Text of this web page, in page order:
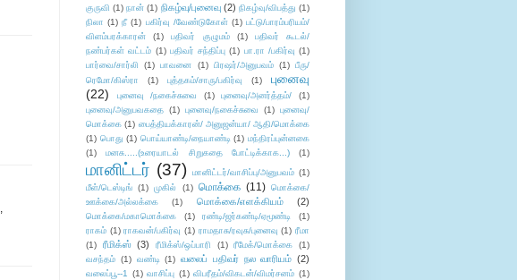
,
குருவி (1) நான் (1) நிகழ்வு/புனைவு (2) நிகழ்வு/விபத்து (1)
நிலா (1) நீ (1) பகிர்வு /வேண்டுகோள் (1) பட்டு/பாரம்பரியம்/
விளம்பரக்காரன்
(1) பதிவர் குழுமம் (1)
பதிவர் கூடல்/
நண்பர்கள் வட்டம் (1) பதிவர் சந்திப்பு (1) பா.ரா /பகிர்வு (1)
பார்வை/சார்லி
(1) பாவனை (1) பிரஷர்/அனுபவம் (1) பீரு/
ரெமோ/கிஸ்ரா
(1) புத்தகம்/சாரு/பகிர்வு (1)
புனைவு
(22)
புனைவு /நகைச்சுவை (1) புனைவு/அனர்த்தம்/
(1)
புனைவு/அனுபவகதை (1) புனைவு/நகைச்சுவை (1) புனைவு/
மொக்கை (1) பைத்தியக்காரன்/ அனுஜன்யா/ ஆதி/மொக்கை
(1) பொது (1) பொய்யாண்டி/நையாண்டி (1) மந்திரப்புன்னகை
(1)
மனசு.....(உரையாடல் சிறுகதை போட்டிக்காக...) (1)
மானிட்டர் (37) மானிட்டர்/வாசிப்பு/அனுபவம் (1)
மீள்/டெஸ்டிங் (1) முகில் (1) மொக்கை (11) மொக்கை/
ஊக்கை/அல்லக்கை
(1) மொக்கை/எளக்கியம் (2)
மொக்கை/மகாமொக்கை (1) ரண்டி/ஜர்கண்டி/ஏமூண்டி
(1)
ராகம் (1) ராகவன்/பகிர்வு (1) ராமதாசு/ரவுசு/புனைவு (1) ரீமா
(1)
ரீமிக்ஸ் (3) ரீமிக்ஸ்/ஒப்பாரி (1) ரீமேக்/மொக்கை
(1)
வசந்தம் (1) வண்டி (1) வலைப் பதிவர் நல வாரியம் (2)
வலைப்பூ--1 (1) வாசிப்பு (1) விபரீதம்/விகடன்/விமர்சனம் (1)